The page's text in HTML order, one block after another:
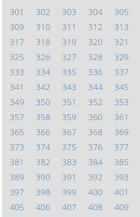
301
302 303 304 305
309
310 311 312 313
317
318 319 320 321
325
326 327 328 329
333
334 335 336 337
341
342 343 344 345
349
350 351 352 353
357
358 359 360 361
365
366 367 368 369
373
374 375 376 377
381
382 383 384 385
389
390 391 392 393
397
398 399 400 401
405
406 407 408 409